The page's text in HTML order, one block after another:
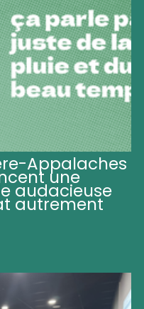
Appalaches
une
audacieuse
autrement